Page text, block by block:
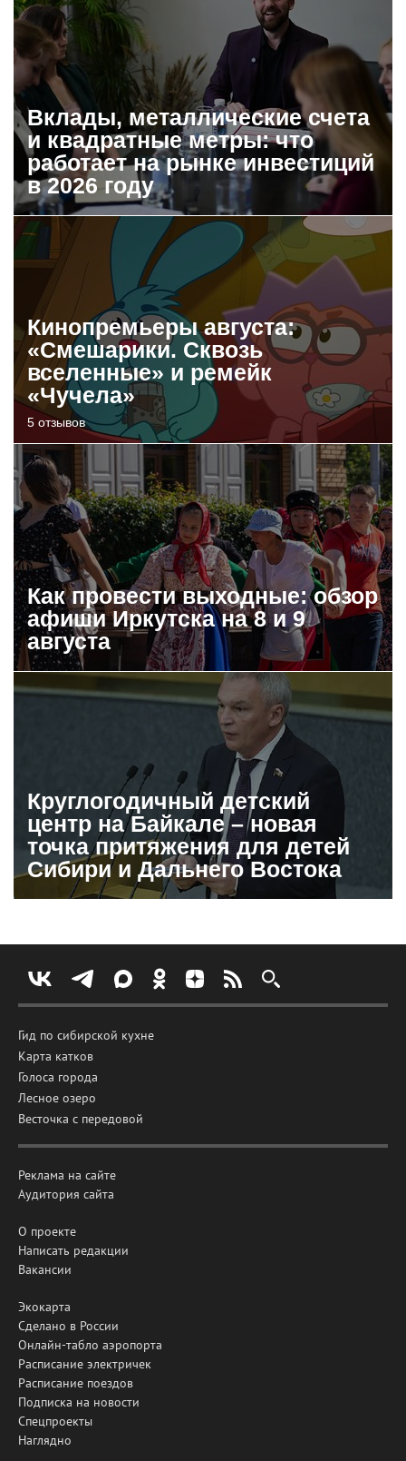
Вклады, металлические счета
и квадратные метры: что
работает на рынке инвестиций
в 2026 году
Кинопремьеры августа:
«Смешарики. Сквозь
вселенные» и ремейк
«Чучела»
5 отзывов
Как провести выходные: обзор
афиши Иркутска на 8 и 9
августа
Круглогодичный детский
центр на Байкале – новая
точка притяжения для детей
Сибири и Дальнего Востока
Гид по сибирской кухне
Карта катков
Голоса города
Лесное озеро
Весточка с передовой
Реклама на сайте
Аудитория сайта
О проекте
Написать редакции
Вакансии
Экокарта
Сделано в России
Онлайн-табло аэропорта
Расписание электричек
Расписание поездов
Подписка на новости
Спецпроекты
Наглядно